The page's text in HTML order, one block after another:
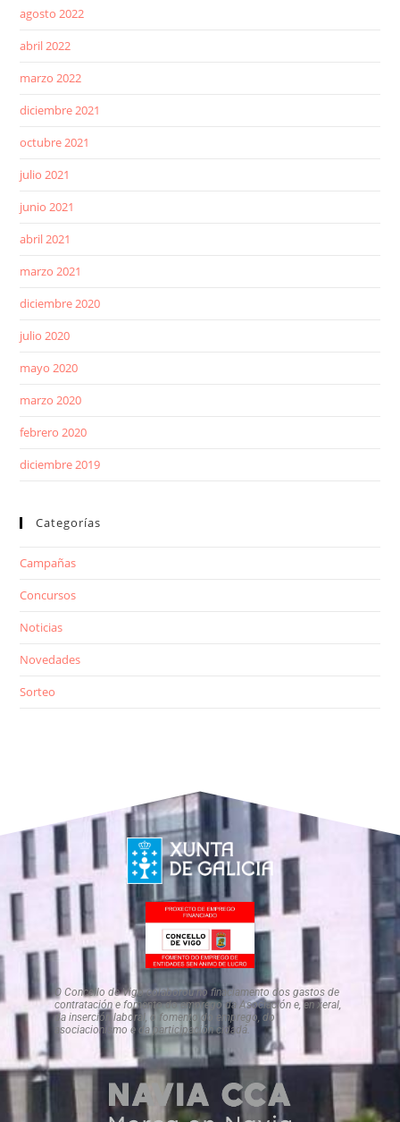
agosto 2022
abril 2022
marzo 2022
diciembre 2021
octubre 2021
julio 2021
junio 2021
abril 2021
marzo 2021
diciembre 2020
julio 2020
mayo 2020
marzo 2020
febrero 2020
diciembre 2019
Categorías
Campañas
Concursos
Noticias
Novedades
Sorteo
O Concello de Vigo colaborou no finaciamento dos gastos de
contratación e fomento do emprego da Asociación e, en xeral,
da inserción laboral, o fomento do emprego, do
asociacionismo e da participación cidadá.